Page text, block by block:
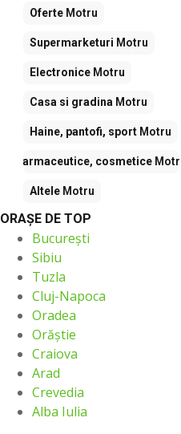
Oferte Motru
Supermarketuri Motru
Electronice Motru
Casa si gradina Motru
Haine, pantofi, sport Motru
Farmaceutice, cosmetice Motru
Altele Motru
ORAŞE DE TOP
București
Sibiu
Tuzla
Cluj-Napoca
Oradea
Orăştie
Craiova
Arad
Crevedia
Alba Iulia